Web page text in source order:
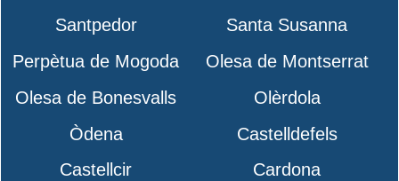
Santpedor
Santa Susanna
Perpètua de Mogoda
Olesa de Montserrat
Olesa de Bonesvalls
Olèrdola
Òdena
Castelldefels
Castellcir
Cardona